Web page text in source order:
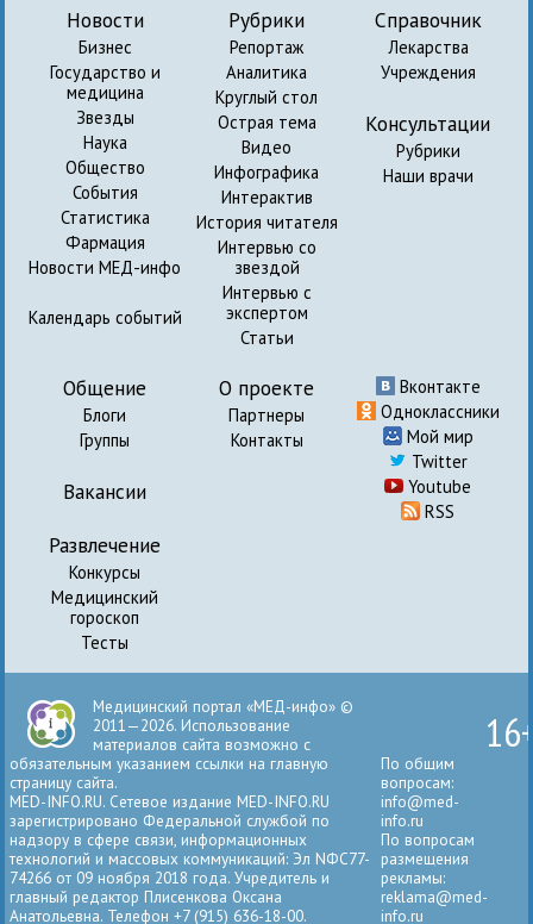
Новости
Бизнес
Государство и
медицина
Звезды
Наука
Общество
События
Статистика
Фармация
Новости МЕД-инфо
Календарь событий
Рубрики
Репортаж
Аналитика
Круглый стол
Острая тема
Видео
Инфографика
Интерактив
История читателя
Интервью со
звездой
Интервью с
экспертом
Статьи
Справочник
Лекарства
Учреждения
Консультации
Рубрики
Наши врачи
Общение
Блоги
Группы
Вакансии
Развлечение
Конкурсы
Медицинский
гороскоп
Тесты
О проекте
Партнеры
Контакты
Вконтакте
Одноклассники
Мой мир
Twitter
Youtube
RSS
Медицинский портал «МЕД-инфо» ©
2011—2026. Использование
материалов сайта возможно с
обязательным указанием ссылки на главную
страницу сайта.
MED-INFO.RU. Сетевое издание MED-INFO.RU
зарегистрировано Федеральной службой по
надзору в сфере связи, информационных
технологий и массовых коммуникаций: Эл NФС77-
74266 от 09 ноября 2018 года. Учредитель и
главный редактор Плисенкова Оксана
Анатольевна. Телефон +7 (915) 636-18-00.
По общим
вопросам:
info@med-
info.ru
По вопросам
размещения
рекламы:
reklama@med-
info.ru